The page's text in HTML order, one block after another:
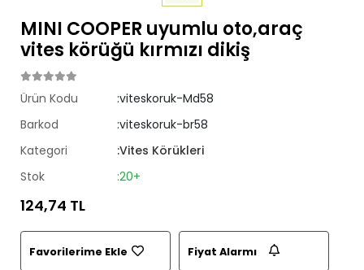
MINI COOPER uyumlu oto,araç
vites körüğü kırmızı dikiş
Ürün Kodu
:viteskoruk-Md58
Barkod
:viteskoruk-br58
Kategori
:Vites Körükleri
Stok
:20+
124,74 TL
Favorilerime Ekle Fiyat Alarmı